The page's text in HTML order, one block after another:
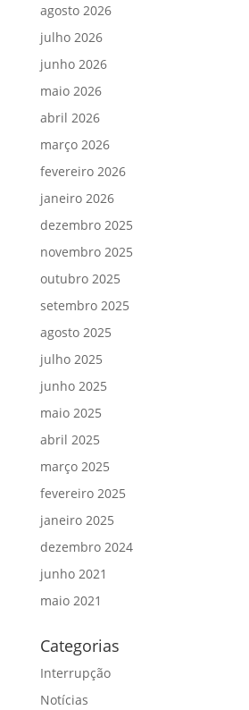
agosto 2026
julho 2026
junho 2026
maio 2026
abril 2026
março 2026
fevereiro 2026
janeiro 2026
dezembro 2025
novembro 2025
outubro 2025
setembro 2025
agosto 2025
julho 2025
junho 2025
maio 2025
abril 2025
março 2025
fevereiro 2025
janeiro 2025
dezembro 2024
junho 2021
maio 2021
Categorias
Interrupção
Notícias